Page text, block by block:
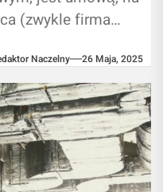
(zwykle firma
przypadku...
Naczelny 26 Maja, 2025